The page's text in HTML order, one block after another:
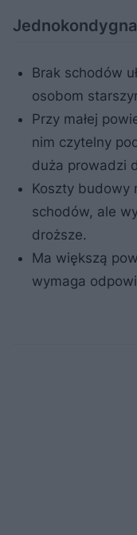
Brak schodów
osobom
Przy małej
nim czytelny
duża prowadzi
Koszty budowy
schodów, ale
droższe.
Ma większą
wymaga